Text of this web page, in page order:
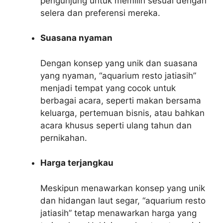
selera dan preferensi mereka.
Suasana nyaman
Dengan konsep yang unik dan suasana
yang nyaman, “aquarium resto jatiasih”
menjadi tempat yang cocok untuk
berbagai acara, seperti makan bersama
keluarga, pertemuan bisnis, atau bahkan
acara khusus seperti ulang tahun dan
pernikahan.
Harga terjangkau
Meskipun menawarkan konsep yang unik
dan hidangan laut segar, “aquarium resto
jatiasih” tetap menawarkan harga yang